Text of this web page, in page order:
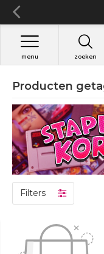
zoeken
menu
Producten
Filters